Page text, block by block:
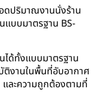
ดปริมาณงานนั่งร้าน
แบบมาตรฐาน BS-
ได้ทั้งแบบมาตรฐาน
งานในพื้นที่อับอากาศ
ละความถูกต้องตามที่